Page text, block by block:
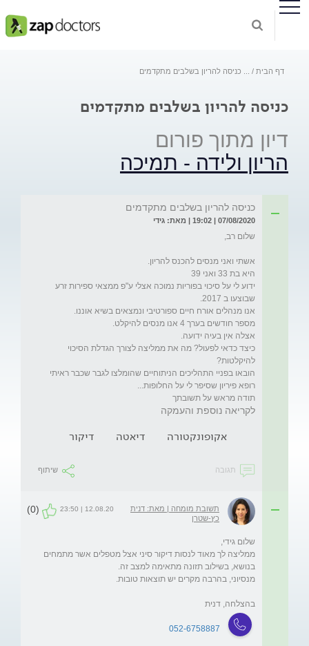
דף הבית כניסה להריון בשלבים מתקדמים
כניסה להריון בשלבים מתקדמים
דיון מתוך פורום
הריון ולידה - תמיכה
כניסה להריון בשלבים מתקדמים
07/08/2020 | 19:02 | מאת: גידי
ידוע לי על סיכוי בפוריות נמוכה אצלי ע"פ ממצאי ספירות זרע
כיצד כדאי לפעול? מה את ממליצה לצורך הגדלת הסיכוי
הובאו בפניי התהליכים הניתוחיים שהומלצו לגבר שכבר ראיתי
תודה מראש על תשובתך
לקריאה נוספת והעמקה
אקופונקטורה דיאטה דיקור
תגובה שיתוף
תשובת מומחה | מאת: דנית
כץ-שטרן
12.08.20 | 23:50
(0)
ממליצה לך מאוד לנסות דיקור סיני אצל מטפלים אשר מתמחים
בהצלחה, דנית
052-6758887